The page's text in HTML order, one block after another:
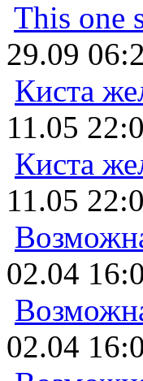
This one
29.09
Киста
11.05
Киста
11.05
02.04
02.04